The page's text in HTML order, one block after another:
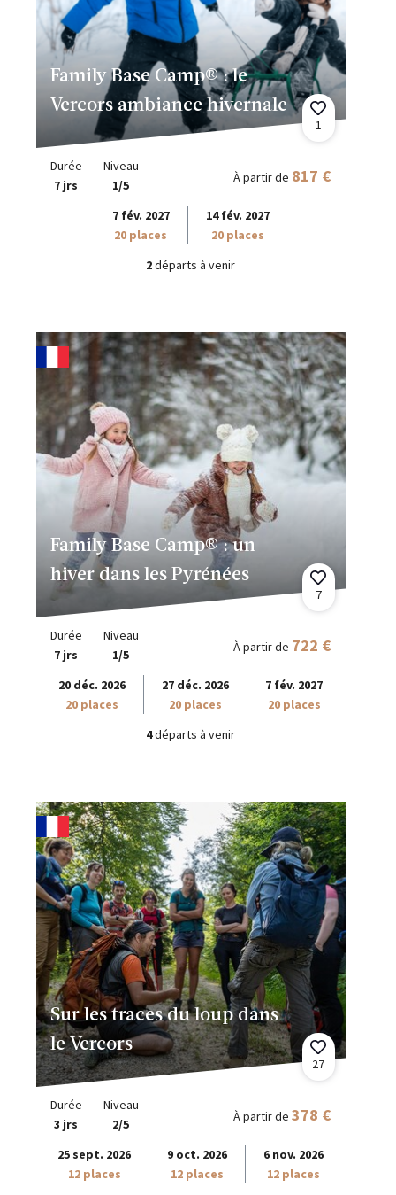
Family Base Camp® : le
Vercors ambiance hivernale
1
Durée
7 jrs
Niveau
1/5
À partir de 817 €
7 fév. 2027
20 places
14 fév. 2027
20 places
2départs à venir
Family Base Camp® : un
hiver dans les Pyrénées
7
Durée
7 jrs
Niveau
1/5
À partir de 722 €
20 déc. 2026
20 places
27 déc. 2026
20 places
7 fév. 2027
20 places
4départs à venir
Sur les traces du loup dans
le Vercors
27
Durée
3 jrs
Niveau
2/5
À partir de 378 €
25 sept. 2026
12 places
9 oct. 2026
12 places
6 nov. 2026
12 places